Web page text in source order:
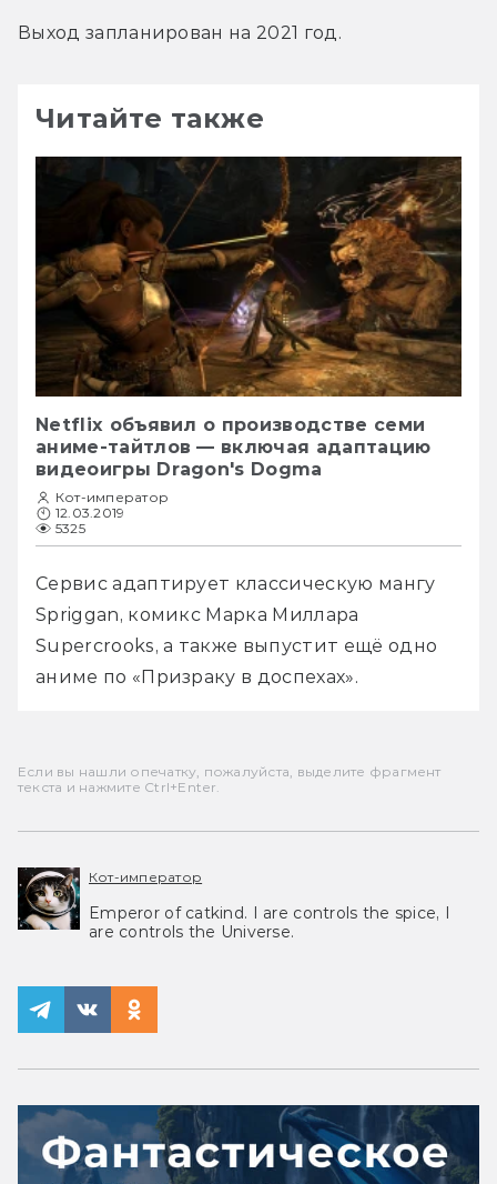
Выход запланирован на 2021 год.
Читайте также
Netflix объявил о производстве семи
аниме-тайтлов — включая адаптацию
видеоигры Dragon's Dogma
Кот-император
12.03.2019
5325
Сервис адаптирует классическую мангу
Spriggan, комикс Марка Миллара
Supercrooks, а также выпустит ещё одно
аниме по «Призраку в доспехах».
Если вы нашли опечатку, пожалуйста, выделите фрагмент
текста и нажмите Ctrl+Enter.
Кот-император
Emperor of catkind. I are controls the spice, I
are controls the Universe.